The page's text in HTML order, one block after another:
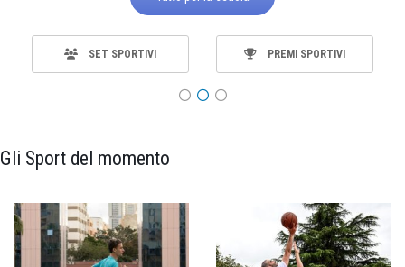
SET SPORTIVI PREMI SPORTIVI
Gli Sport del momento